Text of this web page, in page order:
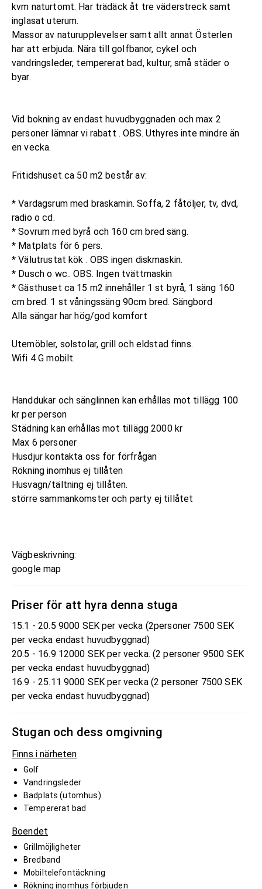
kvm naturtomt. Har trädäck åt tre väderstreck samt
inglasat uterum.
Massor av naturupplevelser samt allt annat Österlen
har att erbjuda. Nära till golfbanor, cykel och
vandringsleder, tempererat bad, kultur, små städer o
byar.
Vid bokning av endast huvudbyggnaden och max 2
personer lämnar vi rabatt . OBS. Uthyres inte mindre än
en vecka.
Fritidshuset ca 50 m2 består av:
* Vardagsrum med braskamin. Soffa, 2 fåtöljer, tv, dvd,
radio o cd.
* Sovrum med byrå och 160 cm bred säng.
* Matplats för 6 pers.
* Välutrustat kök . OBS ingen diskmaskin.
* Dusch o wc.. OBS. Ingen tvättmaskin
* Gästhuset ca 15 m2 innehåller 1 st byrå, 1 säng 160
cm bred. 1 st våningssäng 90cm bred. Sängbord
Alla sängar har hög/god komfort
Utemöbler, solstolar, grill och eldstad finns.
Wifi 4 G mobilt.
Handdukar och sänglinnen kan erhållas mot tillägg 100
kr per person
Städning kan erhållas mot tillägg 2000 kr
Max 6 personer
Husdjur kontakta oss för förfrågan
Rökning inomhus ej tillåten
Husvagn/tältning ej tillåten.
större sammankomster och party ej tillåtet
Vägbeskrivning:
google map
Priser för att hyra denna stuga
15.1 - 20.5 9000 SEK per vecka (2personer 7500 SEK
per vecka endast huvudbyggnad)
20.5 - 16.9 12000 SEK per vecka. (2 personer 9500 SEK
per vecka endast huvudbyggnad)
16.9 - 25.11 9000 SEK per vecka (2 personer 7500 SEK
per vecka endast huvudbyggnad)
Stugan och dess omgivning
Finns i närheten
Golf
Vandringsleder
Badplats (utomhus)
Tempererat bad
Boendet
Grillmöjligheter
Bredband
Mobiltelefontäckning
Rökning inomhus förbjuden